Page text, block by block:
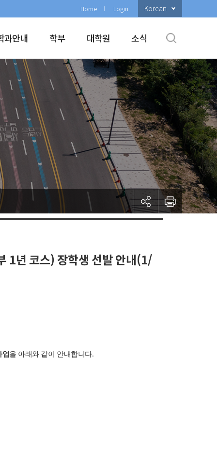
Home Login Korean
과안내 학부 대학원 소식
1년 코스) 장학생 선발 안내(1/
업을 아래와 같이 안내합니다.